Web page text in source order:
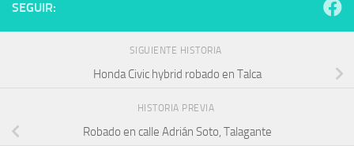
SEGUIR:
SIGUIENTE HISTORIA
Honda Civic hybrid robado en Talca
HISTORIA PREVIA
Robado en calle Adrián Soto, Talagante